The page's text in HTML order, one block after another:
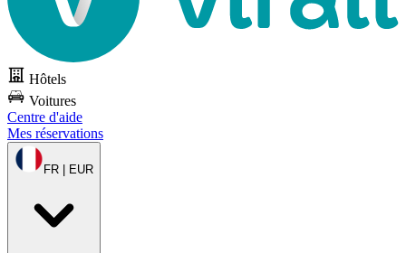
Hôtels
Voitures
Centre d'aide
Mes réservations
FR | EUR